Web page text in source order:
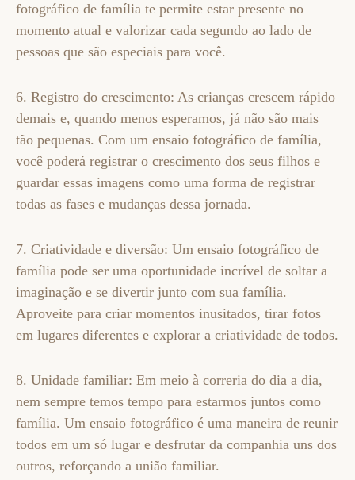
fotográfico de família te permite estar presente no
momento atual e valorizar cada segundo ao lado de
pessoas que são especiais para você.
6. Registro do crescimento: As crianças crescem rápido
demais e, quando menos esperamos, já não são mais
tão pequenas. Com um ensaio fotográfico de família,
você poderá registrar o crescimento dos seus filhos e
guardar essas imagens como uma forma de registrar
todas as fases e mudanças dessa jornada.
7. Criatividade e diversão: Um ensaio fotográfico de
família pode ser uma oportunidade incrível de soltar a
imaginação e se divertir junto com sua família.
Aproveite para criar momentos inusitados, tirar fotos
em lugares diferentes e explorar a criatividade de todos.
8. Unidade familiar: Em meio à correria do dia a dia,
nem sempre temos tempo para estarmos juntos como
família. Um ensaio fotográfico é uma maneira de reunir
todos em um só lugar e desfrutar da companhia uns dos
outros, reforçando a união familiar.